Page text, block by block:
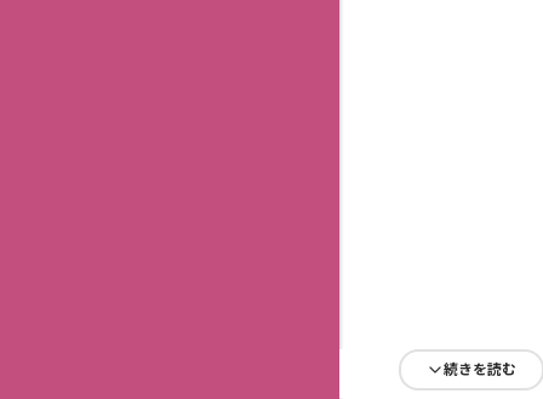
続きを読む
続きを読む
続きを読む
続きを読む
続きを読む
続きを読む
続きを読む
続きを読む
続きを読む
続きを読む
続きを読む
続きを読む
続きを読む
続きを読む
続きを読む
続きを読む
続きを読む
続きを読む
続きを読む
続きを読む